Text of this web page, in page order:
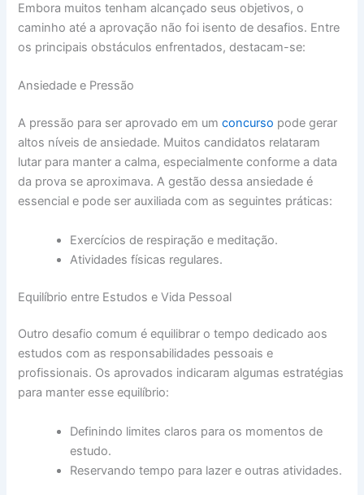
Embora muitos tenham alcançado seus objetivos, o
caminho até a aprovação não foi isento de desafios. Entre
os principais obstáculos enfrentados, destacam-se:
Ansiedade e Pressão
A pressão para ser aprovado em umconcurso pode gerar
altos níveis de ansiedade. Muitos candidatos relataram
lutar para manter a calma, especialmente conforme a data
da prova se aproximava. A gestão dessa ansiedade é
essencial e pode ser auxiliada com as seguintes práticas:
Exercícios de respiração e meditação.
Atividades físicas regulares.
Equilíbrio entre Estudos e Vida Pessoal
Outro desafio comum é equilibrar o tempo dedicado aos
estudos com as responsabilidades pessoais e
profissionais. Os aprovados indicaram algumas estratégias
para manter esse equilíbrio:
Definindo limites claros para os momentos de
estudo.
Reservando tempo para lazer e outras atividades.